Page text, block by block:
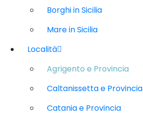
Borghi in Sicilia
Mare in Sicilia
Località
Agrigento e Provincia
Caltanissetta e Provincia
Catania e Provincia